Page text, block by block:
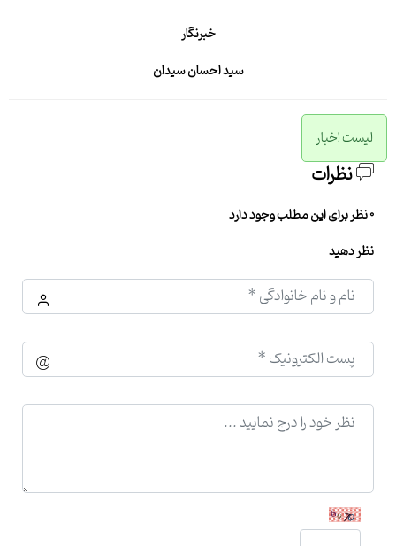
خبرنگار
سید احسان سیدان
لیست اخبار
نظرات
نظر دهید